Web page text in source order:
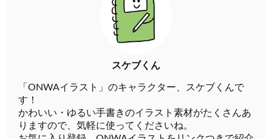
スケブくん
「ONWAイラスト」のキャラクター、スケブくんで
す！
かわいい・ゆるい手書きのイラスト素材がたくさんあ
りますので、気軽に使ってくださいね。